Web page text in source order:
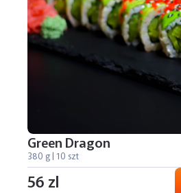
Green Dragon
380 g | 10 szt
56 zl